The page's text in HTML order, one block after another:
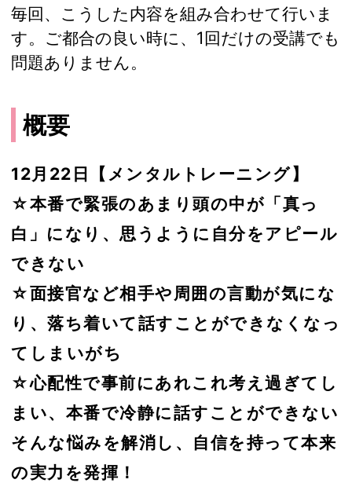
毎回、こうした内容を組み合わせて行いま
す。ご都合の良い時に、1回だけの受講でも
問題ありません。
概要
12月22日【メンタルトレーニング】
☆本番で緊張のあまり頭の中が「真っ
白」になり、思うように自分をアピール
できない
☆面接官など相手や周囲の言動が気にな
り、落ち着いて話すことができなくなっ
てしまいがち
☆心配性で事前にあれこれ考え過ぎてし
まい、本番で冷静に話すことができない
そんな悩みを解消し、自信を持って本来
の実力を発揮！